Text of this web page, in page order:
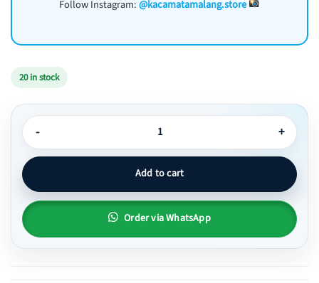
Follow Instagram:@kacamatamalang.store
20 in stock
Kacamata Hexagon Simple Gaya Korea - Balini 03 quantity
Add to cart
Order via WhatsApp